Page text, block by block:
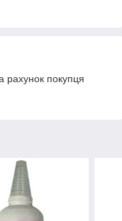
рахунок покупця